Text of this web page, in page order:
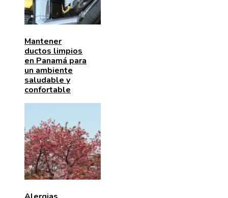
Mantener
ductos limpios
en Panamá para
un ambiente
saludable y
confortable